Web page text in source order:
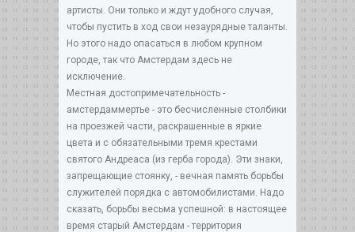
артисты. Они только и ждут удобного случая,
чтобы пустить в ход свои незаурядные таланты.
Но этого надо опасаться в любом крупном
городе, так что Амстердам здесь не
исключение.
Местная достопримечательность -
амстердаммертье - это бесчисленные столбики
на проезжей части, раскрашенные в яркие
цвета и с обязательными тремя крестами
святого Андреаса (из герба города). Эти знаки,
запрещающие стоянку, - вечная память борьбы
служителей порядка с автомобилистами. Надо
сказать, борьбы весьма успешной: в настоящее
время старый Амстердам - территория